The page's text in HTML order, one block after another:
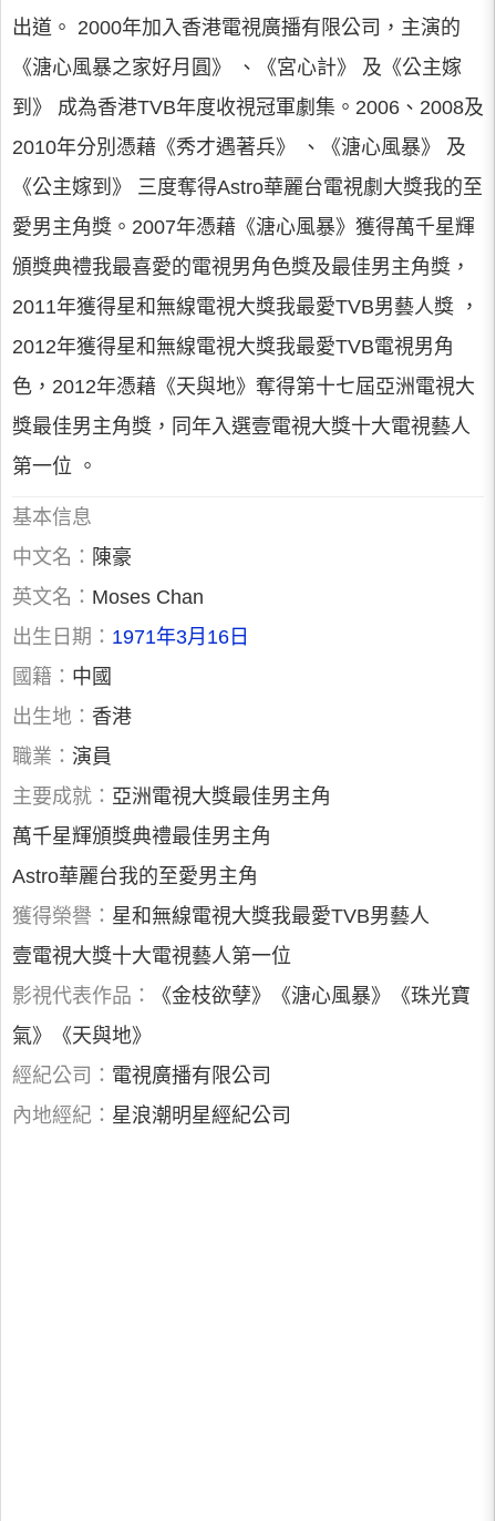
出道。 2000年加入香港電視廣播有限公司，主演的
《溏心風暴之家好月圓》 、《宮心計》 及《公主嫁
到》 成為香港TVB年度收視冠軍劇集。2006、2008及
2010年分別憑藉《秀才遇著兵》 、《溏心風暴》 及
《公主嫁到》 三度奪得Astro華麗台電視劇大獎我的至
愛男主角獎。2007年憑藉《溏心風暴》獲得萬千星輝
頒獎典禮我最喜愛的電視男角色獎及最佳男主角獎，
2011年獲得星和無線電視大獎我最愛TVB男藝人獎 ，
2012年獲得星和無線電視大獎我最愛TVB電視男角
色，2012年憑藉《天與地》奪得第十七屆亞洲電視大
獎最佳男主角獎，同年入選壹電視大獎十大電視藝人
第一位 。
基本信息
中文名： 陳豪
英文名： Moses Chan
出生日期： 1971年3月16日
國籍： 中國
出生地： 香港
職業： 演員
主要成就： 亞洲電視大獎最佳男主角
萬千星輝頒獎典禮最佳男主角
Astro華麗台我的至愛男主角
獲得榮譽： 星和無線電視大獎我最愛TVB男藝人
壹電視大獎十大電視藝人第一位
影視代表作品：
《金枝欲孽》《溏心風暴》《珠光寶
氣》《天與地》
經紀公司： 電視廣播有限公司
內地經紀： 星浪潮明星經紀公司